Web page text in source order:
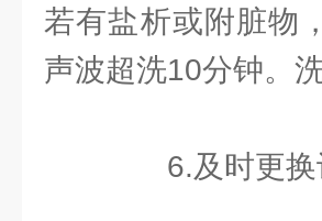
若有盐析或附脏物
声波超洗10分钟。
6.及时更换